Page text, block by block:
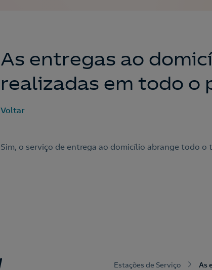
As entregas ao
realizadas em todo o
Voltar
Sim, o serviço de entrega ao domicílio abrange todo
Estações de Serviço As